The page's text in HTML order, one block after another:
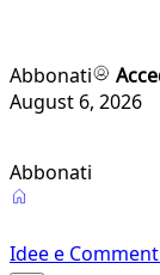
Abbonati
August 6, 2026
Abbonati
Idee e